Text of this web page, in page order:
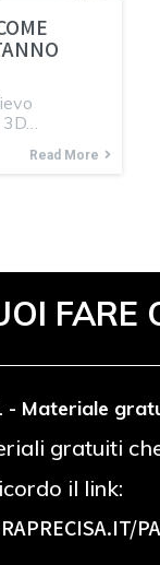
Read More
FARE
- Materiale
gratuiti
il link:
/